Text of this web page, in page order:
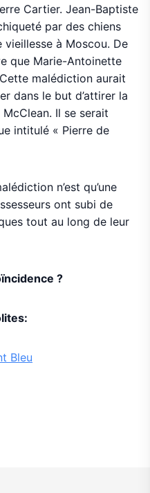
Cartier. Jean-Baptiste
par des chiens
à Moscou. De
que Marie-Antoinette
malédiction aurait
dans le but d’attirer la
Il se serait
intitulé « Pierre de
n’est qu’une
ont subi de
tout au long de leur
?
Bleu